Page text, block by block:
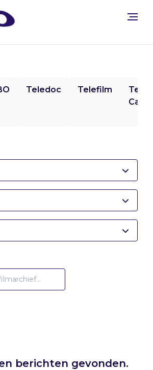
Teledoc Telefilm
berichten gevonden.